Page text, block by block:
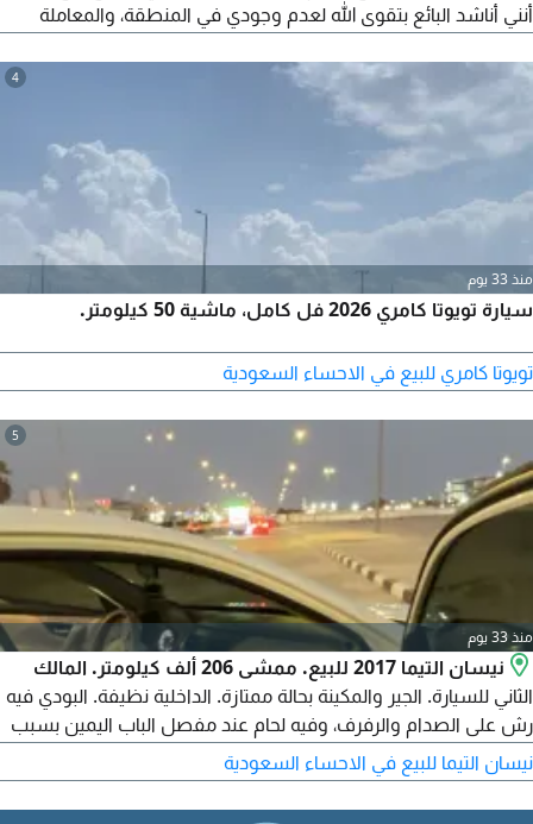
أنني أناشد البائع بتقوى الله لعدم وجودي في المنطقة، والمعاملة
الموجودة ولو بسيطة، ولا يؤثر هذا على السعر المتفق عليه إلا بشكل
4
منذ 33 يوم
سيارة تويوتا كامري 2026 فل كامل، ماشية 50 كيلومتر.
تويوتا كامري للبيع في الاحساء السعودية
5
منذ 33 يوم
نيسان التيما 2017 للبيع. ممشى 206 ألف كيلومتر. المالك
الثاني للسيارة. الجير والمكينة بحالة ممتازة. الداخلية نظيفة. البودي فيه
رش على الصدام والرفرف، وفيه لحام عند مفصل الباب اليمين بسبب
حادث. تم عمل صيانة شاملة للتعليق الأمامي كامل المقصات مع
المساعدات ومسامير التوازن والعكوس. طقم كفرات جديد تايلندي.
المطلوب 29 ألف ريال وقابل للتفاوض مع الجاد.
نيسان التيما للبيع في الاحساء السعودية